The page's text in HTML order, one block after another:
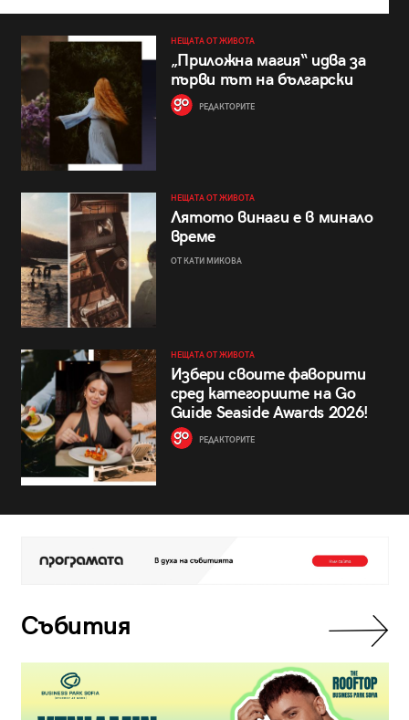
НЕЩАТА ОТ ЖИВОТА
„Приложна магия“ идва за
първи път на български
РЕДАКТОРИТЕ
НЕЩАТА ОТ ЖИВОТА
Лятото винаги е в минало
време
ОТ КАТИ МИКОВА
НЕЩАТА ОТ ЖИВОТА
Избери своите фаворити
сред категориите на Go
Guide Seaside Awards 2026!
РЕДАКТОРИТЕ
Събития